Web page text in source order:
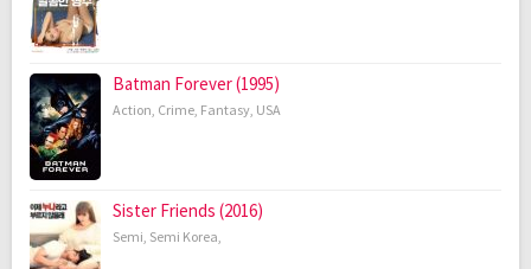
Batman Forever (1995)
Action Crime Fantasy USA
Sister Friends (2016)
Semi Semi Korea